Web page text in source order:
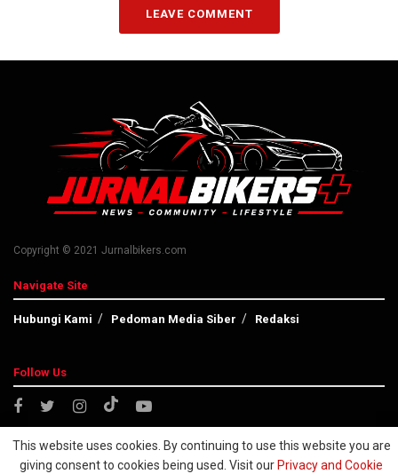
LEAVE COMMENT
Copyright © 2021 Jurnalbikers.com
Navigate Site
Hubungi Kami Pedoman Media Siber Redaksi
Follow Us
This website uses cookies. By continuing to use this website you are
giving consent to cookies being used. Visit our Privacy and Cookie